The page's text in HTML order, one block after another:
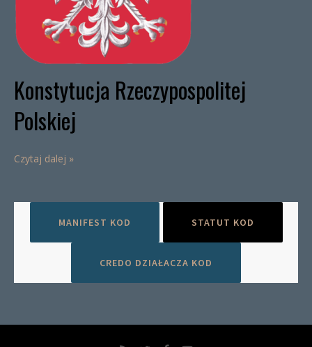
Konstytucja Rzeczypospolitej
Polskiej
Czytaj dalej »
MANIFEST KOD STATUT KOD
CREDO DZIAŁACZA KOD